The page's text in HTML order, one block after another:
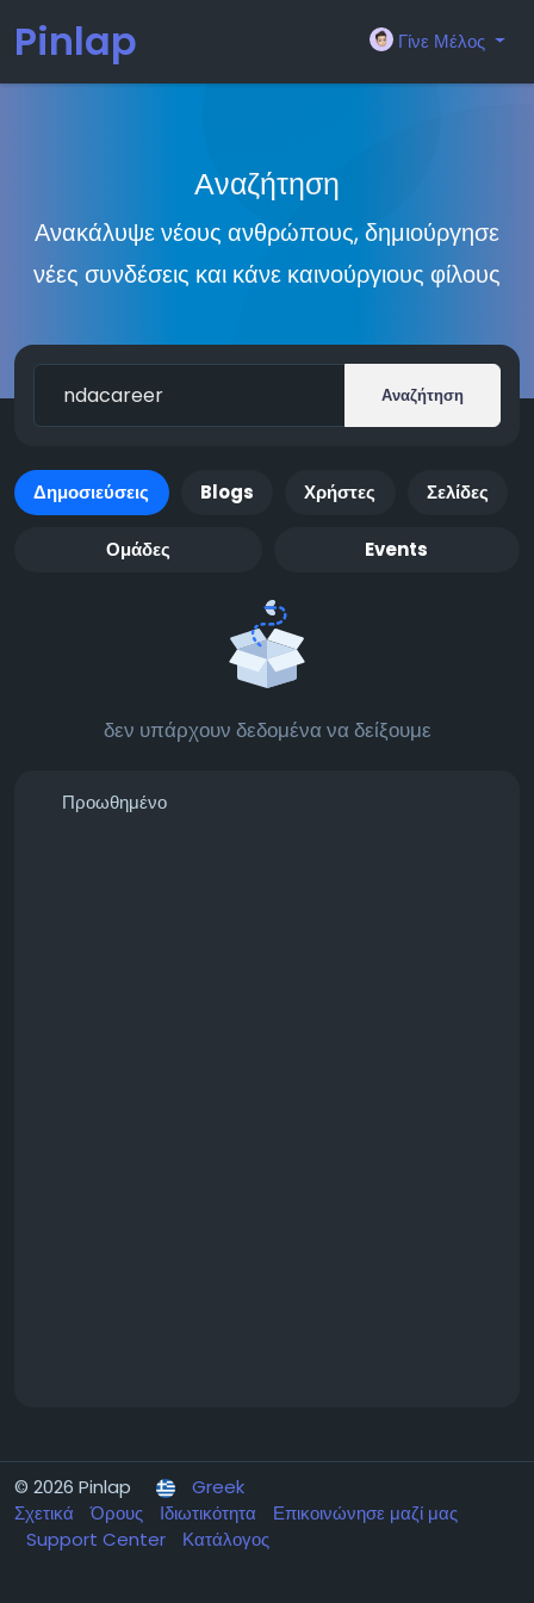
Pinlap Γίνε Μέλος
Αναζήτηση
Ανακάλυψε νέους ανθρώπους, δημιούργησε
νέες συνδέσεις και κάνε καινούργιους φίλους
Αναζήτηση
Δημοσιεύσεις Blogs Χρήστες Σελίδες
Ομάδες Events
δεν υπάρχουν δεδομένα να δείξουμε
Προωθημένο
© 2026 Pinlap
Greek
Σχετικά
Όρους Ιδιωτικότητα
Επικοινώνησε μαζί μας
Support Center
Κατάλογος